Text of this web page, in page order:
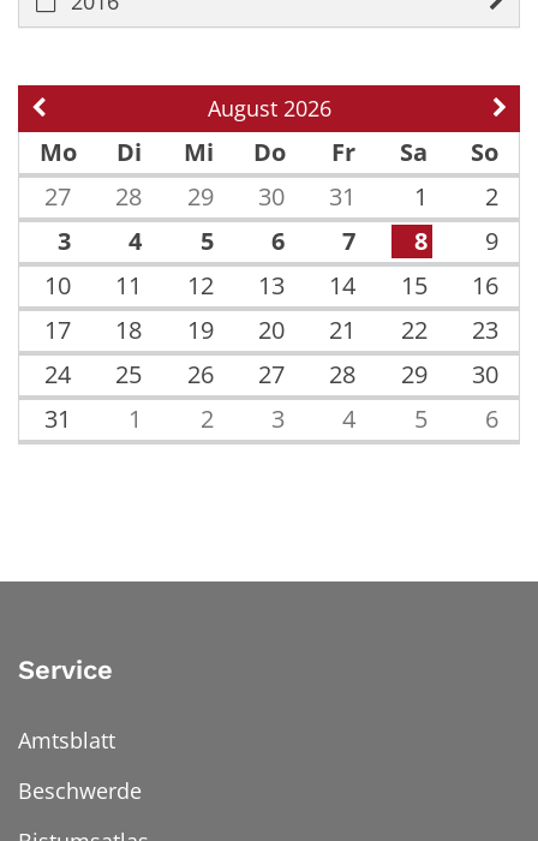
Vorherige Seite August 2026
Mo
Di Mi Do Fr Sa
So
27
28 29 30 31 1
2
3
4 5 6 7 8
9
10
11 12 13 14 15
16
17
18 19 20 21 22
23
24
25 26 27 28 29
30
31
1 2 3 4 5 6
Service
Amtsblatt
Beschwerde